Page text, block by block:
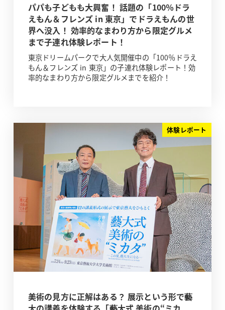
パパも子どもも大興奮！ 話題の「100％ドラ
えもん＆フレンズ in 東京」でドラえもんの世
界へ没入！ 効率的なまわり方から限定グルメ
まで子連れ体験レポート！
東京ドリームパークで大人気開催中の「100％ドラえ
もん＆フレンズ in 東京」の子連れ体験レポート！効
率的なまわり方から限定グルメまでを紹介！
体験レポート
美術の見方に正解はある？ 展示という形で藝